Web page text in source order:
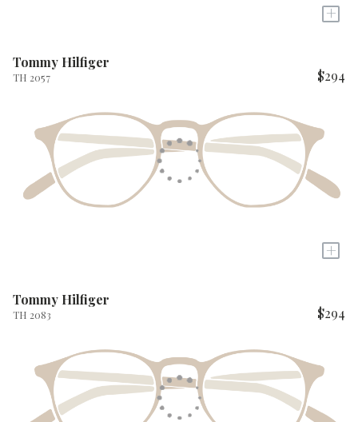
+
Tommy Hilfiger
TH 2057 $294
+
Tommy Hilfiger
TH 2083 $294